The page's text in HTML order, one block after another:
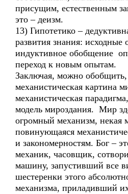
присущим, естественным
это – деизм.
13) Гипотетико –
развития знания:
индуктивное обобщение
переход к новым опытам.
Заключая, можно обобщить,
механистическая картина
механистическая
модель мироздания. Мир
огромный механизм, некая
повинующаяся
и закономерностям. Бог –
механик, часовщик,
машину, запустивший все
шестеренки этого
механизма, приладивший